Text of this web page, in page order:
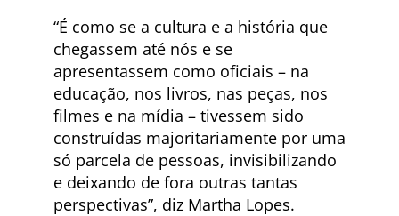
“É como se a cultura e a história que
chegassem até nós e se
apresentassem como oficiais – na
educação, nos livros, nas peças, nos
filmes e na mídia – tivessem sido
construídas majoritariamente por uma
só parcela de pessoas, invisibilizando
e deixando de fora outras tantas
perspectivas”, diz Martha Lopes.